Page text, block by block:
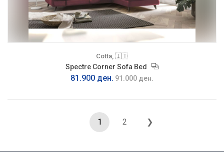
Cotta, 🇮🇹
Spectre Corner Sofa Bed
81.900 ден. 91.000 ден.
1 2 ❯